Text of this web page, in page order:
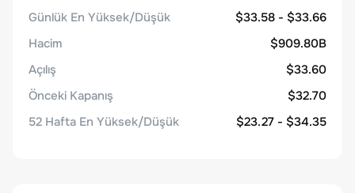
Günlük En Yüksek/Düşük
$33.58 - $33.66
Hacim
$909.80B
Açılış
$33.60
Önceki Kapanış
$32.70
52 Hafta En Yüksek/Düşük
$23.27 - $34.35